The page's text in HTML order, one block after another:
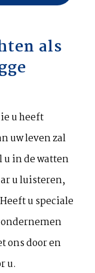
als
u heeft
uw leven zal
u in de watten
u luisteren,
u speciale
ondernemen
ons door en
u.